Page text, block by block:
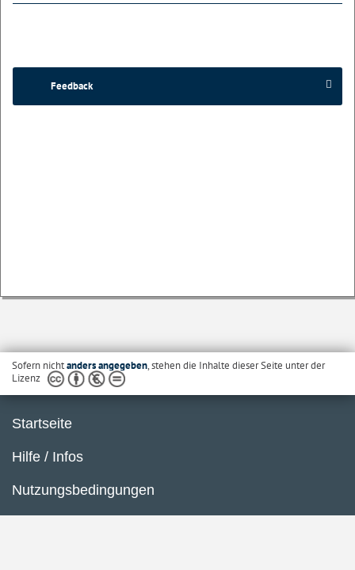
Feedback
Sofern nichtanders angegeben, stehen die Inhalte dieser Seite unter der
Lizenz
Startseite
Hilfe / Infos
Nutzungsbedingungen